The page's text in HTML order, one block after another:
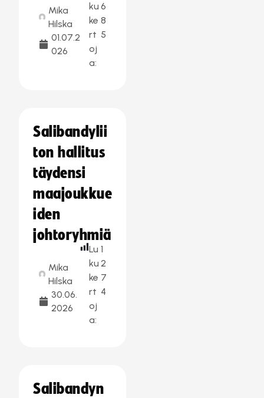
Mika
Hilska
01.07.2
026
ku
ke
rt
oj
a:
6
8
5
Salibandylii
ton hallitus
täydensi
maajoukkue
iden
johtoryhmiä
Mika
Hilska
30.06.
2026
Lu
ku
ke
rt
oj
a:
1
2
7
4
Salibandyn